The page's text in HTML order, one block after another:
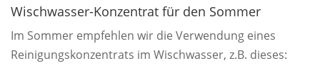
Wischwasser-Konzentrat für den Sommer
Im Sommer empfehlen wir die Verwendung eines
Reinigungskonzentrats im Wischwasser, z.B. dieses: